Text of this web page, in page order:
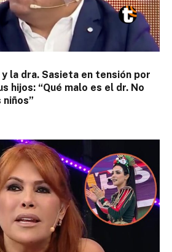
la dra. Sasieta en tensión por
hijos: “Qué malo es el dr. No